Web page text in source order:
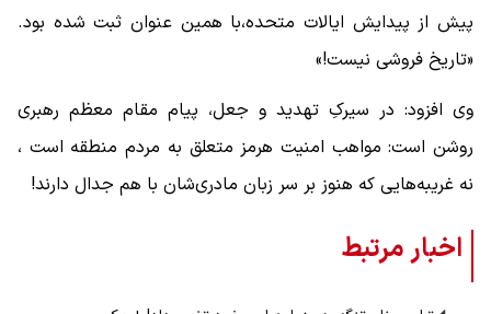
پیش از پیدایش ایالات متحده،با همین عنوان ثبت شده بود.
«تاریخ فروشی نیست!»
وی افزود: در سیرکِ تهدید و جعل، پیام مقام معظم رهبری
روشن است: مواهب امنیت هرمز متعلق به مردم منطقه است ،
نه غریبه‌هایی که هنوز بر سر زبان مادری‌شان با هم جدال دارند!
اخبار مرتبط